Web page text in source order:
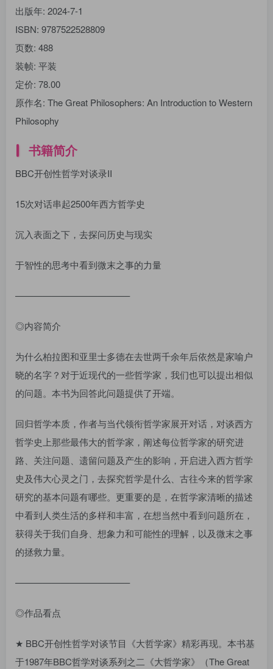
出版年: 2024-7-1
ISBN: 9787522528809
页数: 488
装帧: 平装
定价: 78.00
原作名: The Great Philosophers: An Introduction to Western
Philosophy
书籍简介
BBC开创性哲学对谈录II
15次对话串起2500年西方哲学史
沉入表面之下，去探问历史与现实
于智性的思考中看到微末之事的力量
————————————–
◎内容简介
为什么柏拉图和亚里士多德在去世两千余年后依然是家喻户
晓的名字？对于近现代的一些哲学家，我们也可以提出相似
的问题。本书为回答此问题提供了开端。
回归哲学本质，作者与当代领衔哲学家展开对话，对谈西方
哲学史上那些最伟大的哲学家，阐述每位哲学家的研究进
路、关注问题、遗留问题及产生的影响，开启进入西方哲学
史及伟大心灵之门，去探究哲学是什么、古往今来的哲学家
研究的基本问题有哪些。更重要的是，在哲学家清晰的描述
中看到人类生活的多样和丰富，在想当然中看到问题所在，
获得关于我们自身、想象力和可能性的理解，以及微末之事
的拯救力量。
————————————–
◎作品看点
★ BBC开创性哲学对谈节目《大哲学家》精彩再现。本书基
于1987年BBC哲学对谈系列之二《大哲学家》（The Great